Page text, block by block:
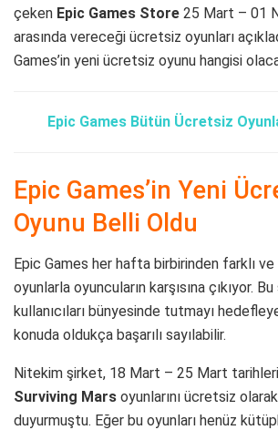
çeken Epic Games Store 25 Mart – 01
arasında vereceği ücretsiz oyunları
Games’in yeni ücretsiz oyunu hangisi
Epic Games Bütün Ücretsiz
Epic Games’in Yeni
Oyunu Belli Oldu
Epic Games her hafta birbirinden farklı
oyunlarla oyuncuların karşısına çıkıyor.
kullanıcıları bünyesinde tutmayı
konuda oldukça başarılı sayılabilir.
Nitekim şirket, 18 Mart – 25 Mart tarihleri
Surviving Mars oyunlarını ücretsiz
duyurmuştu. Eğer bu oyunları henüz